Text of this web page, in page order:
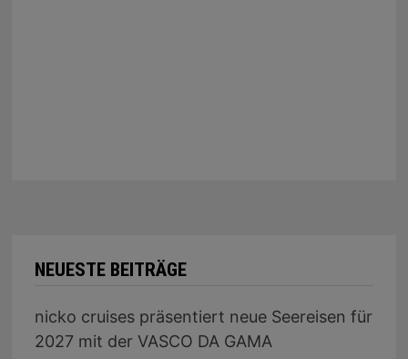
NEUESTE BEITRÄGE
nicko cruises präsentiert neue Seereisen für
2027 mit der VASCO DA GAMA